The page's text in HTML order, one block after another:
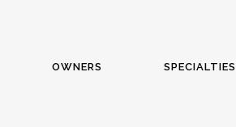
OWNERS SPECIALTIES